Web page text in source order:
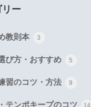
リー
教則本 3
び方・おすすめ 5
習のコツ・方法 9
テンポキープのコツ 14